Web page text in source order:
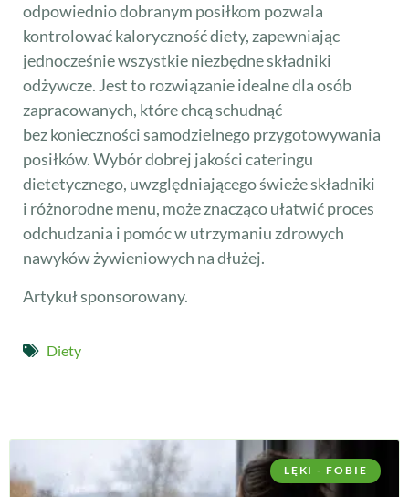
odpowiednio dobranym posiłkom pozwala
kontrolować kaloryczność diety, zapewniając
jednocześnie wszystkie niezbędne składniki
odżywcze. Jest to rozwiązanie idealne dla osób
zapracowanych, które chcą schudnąć
bez konieczności samodzielnego przygotowywania
posiłków. Wybór dobrej jakości cateringu
dietetycznego, uwzględniającego świeże składniki
i różnorodne menu, może znacząco ułatwić proces
odchudzania i pomóc w utrzymaniu zdrowych
nawyków żywieniowych na dłużej.
Artykuł sponsorowany.
Diety
LĘKI - FOBIE